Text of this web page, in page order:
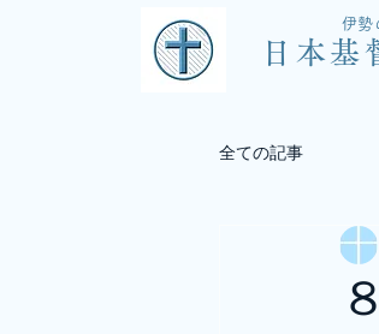
伊勢
日本基
全ての記事